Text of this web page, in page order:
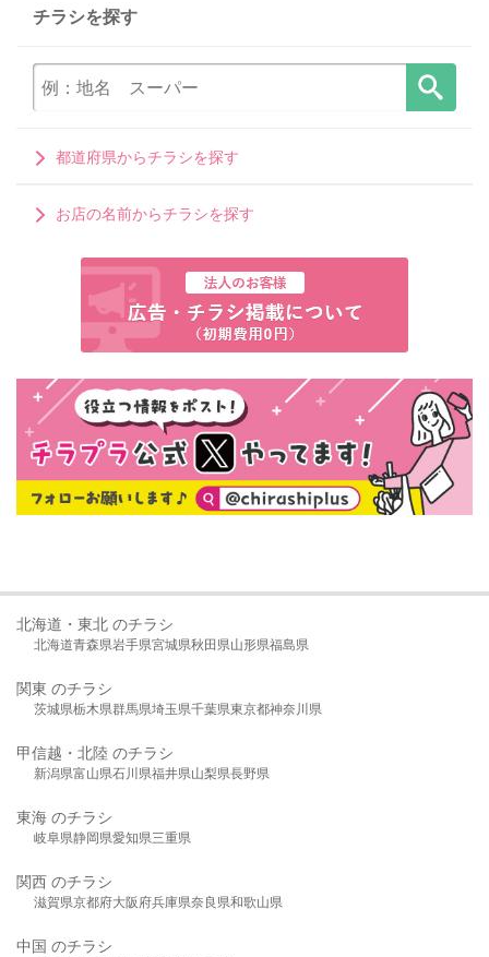
チラシを探す
都道府県からチラシを探す
お店の名前からチラシを探す
北海道・東北 のチラシ
北海道青森県岩手県宮城県秋田県山形県福島県
関東 のチラシ
茨城県栃木県群馬県埼玉県千葉県東京都神奈川県
甲信越・北陸 のチラシ
新潟県富山県石川県福井県山梨県長野県
東海 のチラシ
岐阜県静岡県愛知県三重県
関西 のチラシ
滋賀県京都府大阪府兵庫県奈良県和歌山県
中国 のチラシ